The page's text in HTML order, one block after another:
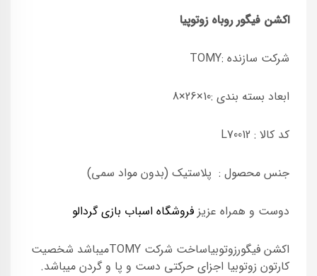
اکشن فیگور روباه زوتوپیا
شرکت سازنده :TOMY
ابعاد بسته بندی :10×26×8
کد کالا : L70012
جنس محصول : پلاستیک (بدون مواد سمی)
دوست و همراه عزیز فروشگاه اسباب بازی گردالو
اکشن فیگورزوتوبیاساخت شرکت TOMYمیباشد شخصیت
کارتون زوتوبیا اجزای حرکتی دست و پا و گردن میباشد.